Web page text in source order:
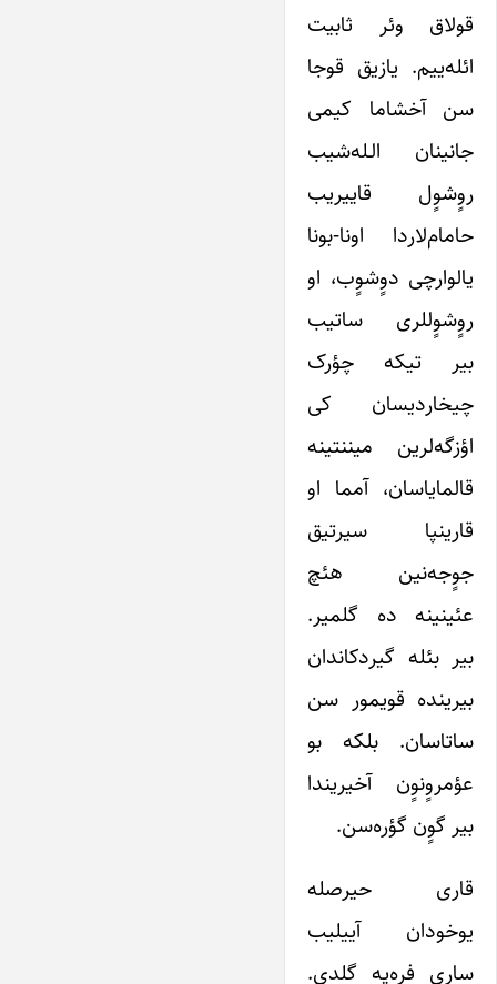
قولاق وئر ثابیت
ائله‌ییم. یازیق قوجا
سن آخشاما کیمی
جانینان الـله‌شیب
روٍشوٍل قاییریب
حامام‌لاردا اونا-بونا
یالوارچی دوٍشوٍب، او
روٍشوٍللری ساتیب
بیر تیکه چؤرک
چیخاردیسان کی
اؤزگه‌لرین میننتینه
قالمایاسان، آمما او
قارینپا سیرتیق
جوٍجه‌نین هئچ
عئینینه ده گلمیر.
بیر بئله گیردکاندان
بیرینده قویمور سن
ساتاسان. بلکه بو
عؤمروٍنوٍن آخیریندا
بیر گوٍن گؤره‌سن.
قاری حیرصله
یوخودان آییلیب
ساری فره‌یه گلدی.